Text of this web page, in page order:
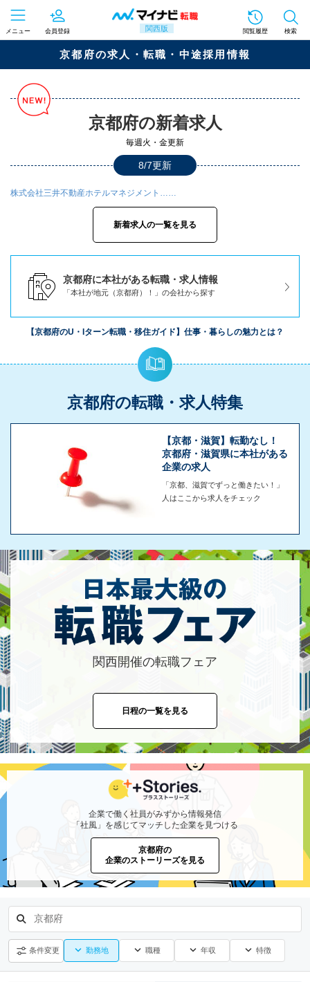
関西版
メニュー 会員登録 閲覧履歴 検索
京都府の求人・転職・中途採用情報
京都府の新着求人
毎週火・金更新
8/7更新
株式会社三井不動産ホテルマネジメント……
新着求人の一覧を見る
京都府に本社がある転職・求人情報
「本社が地元（京都府）！」の会社から探す
【京都府のU・Iターン転職・移住ガイド】仕事・暮らしの魅力とは？
京都府の転職・求人特集
【京都・滋賀】転勤なし！
京都府・滋賀県に本社がある
企業の求人
「京都、滋賀でずっと働きたい！」
人はここから求人をチェック
関西開催の転職フェア
日程の一覧を見る
企業で働く社員がみずから情報発信
「社風」を感じてマッチした企業を見つける
京都府の
企業のストーリーズを見る
京都府
条件変更 勤務地 職種 年収 特徴